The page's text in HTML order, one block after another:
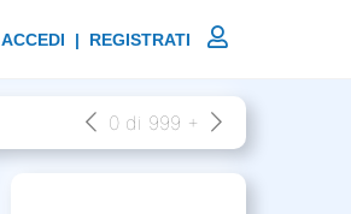
ACCEDI | REGISTRATI
0 di 999 +